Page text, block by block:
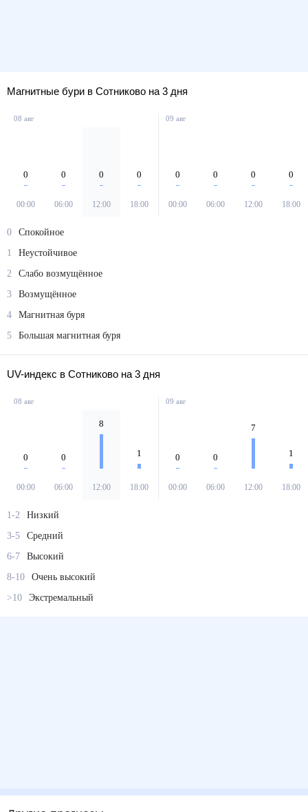
Магнитные бури в Сотниково на 3 дня
08 авг
0
00:00
0
06:00
0
12:00
0
18:00
09 авг
0
00:00
0
06:00
0
12:00
0
18:00
0
Спокойное
1
Неустойчивое
2
Слабо возмущённое
3
Возмущённое
4
Магнитная буря
5
Большая магнитная буря
UV-индекс в Сотниково на 3 дня
08 авг
0
00:00
0
06:00
8
12:00
1
18:00
09 авг
0
00:00
0
06:00
7
12:00
1
18:00
1-2
Низкий
3-5
Средний
6-7
Высокий
8-10
Очень высокий
>10
Экстремальный